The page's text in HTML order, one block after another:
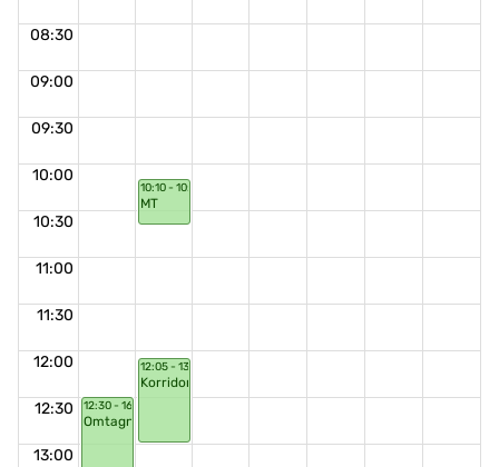
08:30
09:00
09:30
10:00
10:30
11:00
11:30
12:00
12:30
13:00
12:30 - 16:30
Omtagningstillfälle
10:10 - 10:40
MT
12:05 - 13:00
Korridorsnack